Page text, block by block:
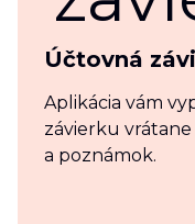
Účtovná
Aplikácia vám
závierku vrátane
a poznámok.